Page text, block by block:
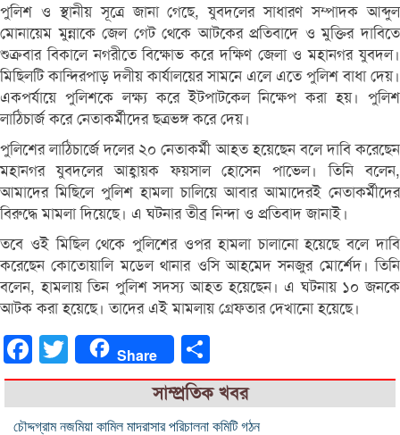
পুলিশ ও স্থানীয় সূত্রে জানা গেছে, যুবদলের সাধারণ সম্পাদক আব্দুল
মোনায়েম মুন্নাকে জেল গেট থেকে আটকের প্রতিবাদে ও মুক্তির দাবিতে
শুক্রবার বিকালে নগরীতে বিক্ষোভ করে দক্ষিণ জেলা ও মহানগর যুবদল।
মিছিলটি কান্দিরপাড় দলীয় কার্যালয়ের সামনে এলে এতে পুলিশ বাধা দেয়।
একপর্যায়ে পুলিশকে লক্ষ্য করে ইটপাটকেল নিক্ষেপ করা হয়। পুলিশ
লাঠিচার্জ করে নেতাকর্মীদের ছত্রভঙ্গ করে দেয়।
পুলিশের লাঠিচার্জে দলের ২০ নেতাকর্মী আহত হয়েছেন বলে দাবি করেছেন
মহানগর যুবদলের আহ্বায়ক ফয়সাল হোসেন পাভেল। তিনি বলেন,
আমাদের মিছিলে পুলিশ হামলা চালিয়ে আবার আমাদেরই নেতাকর্মীদের
বিরুদ্ধে মামলা দিয়েছে। এ ঘটনার তীব্র নিন্দা ও প্রতিবাদ জানাই।
তবে ওই মিছিল থেকে পুলিশের ওপর হামলা চালানো হয়েছে বলে দাবি
করেছেন কোতোয়ালি মডেল থানার ওসি আহমেদ সনজুর মোর্শেদ। তিনি
বলেন, হামলায় তিন পুলিশ সদস্য আহত হয়েছেন। এ ঘটনায় ১০ জনকে
আটক করা হয়েছে। তাদের এই মামলায় গ্রেফতার দেখানো হয়েছে।
FacebookTwitter Share
সাম্প্রতিক খবর
চৌদ্দগ্রাম নজমিয়া কামিল মাদরাসার পরিচালনা কমিটি গঠন